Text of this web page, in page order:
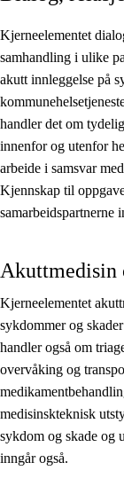
Tverrfaglige
Kjerneelementet
samhandling i ulike
akutt innleggelse på
handler det om
innenfor og utenfor
arbeide i samsvar
Kjennskap til
samarbeidspartnerne
Akuttmedisin
Kjerneelementet
sykdommer og
handler også om
overvåking og
medisinskteknisk
sykdom og skade og
inngår også.